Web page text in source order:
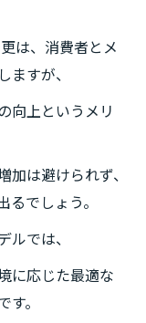
は、消費者とメ
ますが、
向上というメリ
加は避けられず、
でしょう。
ルでは、
に応じた最適な
。